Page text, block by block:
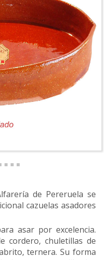
de Pereruela se
cazuelas asadores
asar por excelencia.
cordero, chuletillas de
ternera. Su forma